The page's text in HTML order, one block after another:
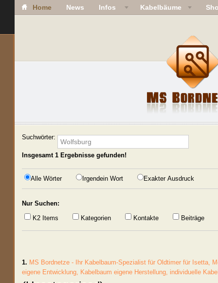
Home News Infos Kabelbäume
Suchwörter:
Insgesamt 1 Ergebnisse gefunden!
Alle Wörter Irgendein Wort Exakter Ausdruck
Nur Suchen:
K2 Items
Kategorien Kontakte Beiträge
1. MS Bordnetze - Ihr Kabelbaum-Spezialist für Oldtimer für Isetta,
eigene Entwicklung, Kabelbaum eigene Herstellung, individuelle